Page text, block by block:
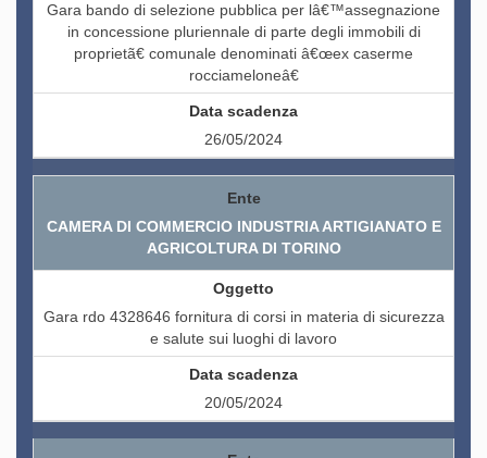
Gara bando di selezione pubblica per lâ€™assegnazione
in concessione pluriennale di parte degli immobili di
proprietã€ comunale denominati â€œex caserme
rocciameloneâ€
26/05/2024
CAMERA DI COMMERCIO INDUSTRIA ARTIGIANATO E
AGRICOLTURA DI TORINO
Gara rdo 4328646 fornitura di corsi in materia di sicurezza
e salute sui luoghi di lavoro
20/05/2024